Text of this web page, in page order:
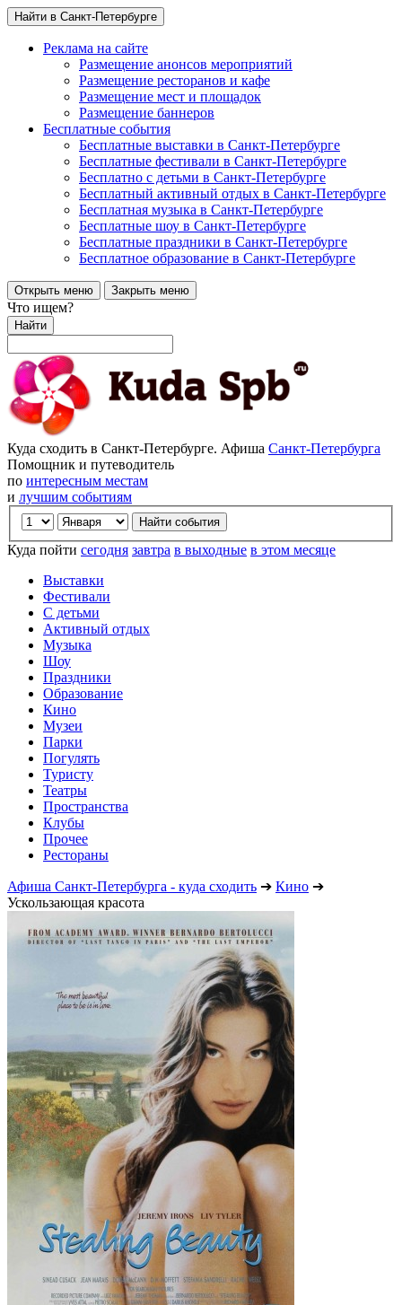
Найти в Санкт-Петербурге
Реклама на сайте
Размещение анонсов мероприятий
Размещение ресторанов и кафе
Размещение мест и площадок
Размещение баннеров
Бесплатные события
Бесплатные выставки в Санкт-Петербурге
Бесплатные фестивали в Санкт-Петербурге
Бесплатно с детьми в Санкт-Петербурге
Бесплатный активный отдых в Санкт-Петербурге
Бесплатная музыка в Санкт-Петербурге
Бесплатные шоу в Санкт-Петербурге
Бесплатные праздники в Санкт-Петербурге
Бесплатное образование в Санкт-Петербурге
Открыть меню Закрыть меню
Что ищем?
Найти
Куда сходить в Санкт-Петербурге. Афиша Санкт-Петербурга
Помощник и путеводитель
по интересным местам
и лучшим событиям
Куда пойти сегодня завтра в выходные в этом месяце
Выставки
Фестивали
С детьми
Активный отдых
Музыка
Шоу
Праздники
Образование
Кино
Музеи
Парки
Погулять
Туристу
Театры
Пространства
Клубы
Прочее
Рестораны
Афиша Санкт-Петербурга - куда сходить ➔ Кино ➔
Ускользающая красота